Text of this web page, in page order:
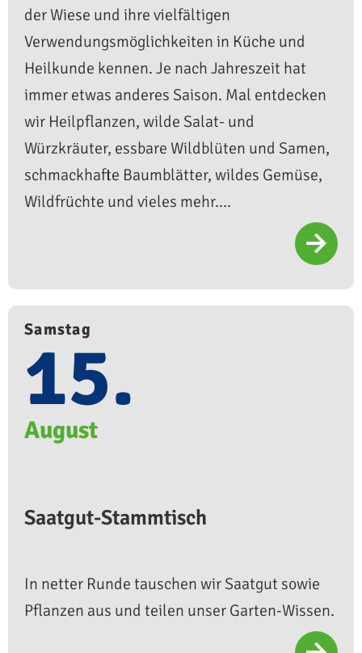
der Wiese und ihre vielfältigen
Verwendungsmöglichkeiten in Küche und
Heilkunde kennen. Je nach Jahreszeit hat
immer etwas anderes Saison. Mal entdecken
wir Heilpflanzen, wilde Salat- und
Würzkräuter, essbare Wildblüten und Samen,
schmackhafte Baumblätter, wildes Gemüse,
Wildfrüchte und vieles mehr....
Samstag
15.
August
Saatgut-Stammtisch
In netter Runde tauschen wir Saatgut sowie
Pflanzen aus und teilen unser Garten-Wissen.